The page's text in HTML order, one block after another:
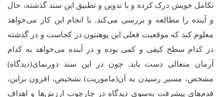
تکامل خویش درک کرده و با تدوین و تطبیق این سند گذشته، حال
و آینده را مطالعه و بررسی می‌کند. با انجام این کار می‌خواهد
معلوم کند که موقعیت فعلی این پوهنتون در کجاست و در گذشته
در کدام سطح کیفی و کمی بوده و در آینده می‌خواهد به کدام
آرمان ‌متعالی دست یابد. چون در این سند دورنمای(دیدگاه)
مشخص، مسیر رسیدن به آن(ماموریت) تشخیص، افزون براین،
قدم‌های پیشرفت به‌سوی دیدگاه در چارچوب ارزش‌ها و اهداف